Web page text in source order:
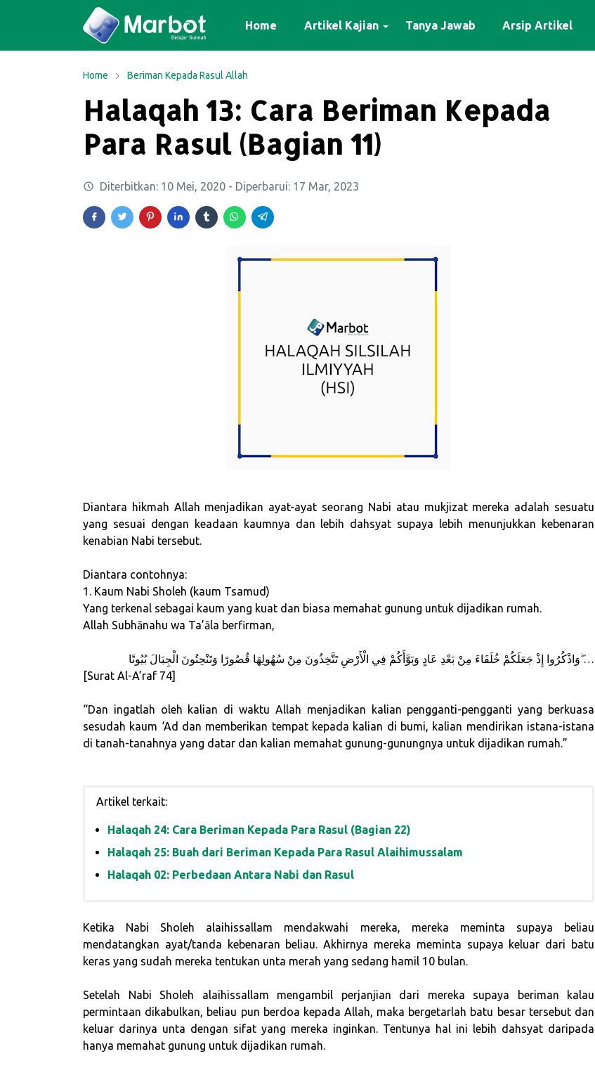
Home Artikel Kajian Tanya Jawab Arsip Artikel
Home Beriman Kepada Rasul Allah
Halaqah 13: Cara Beriman Kepada
Para Rasul (Bagian 11)
Diterbitkan: 10 Mei, 2020 - Diperbarui: 17 Mar, 2023
Diantara hikmah Allah menjadikan ayat-ayat seorang Nabi atau mukjizat mereka adalah sesuatu
yang sesuai dengan keadaan kaumnya dan lebih dahsyat supaya lebih menunjukkan kebenaran
kenabian Nabi tersebut.
Diantara contohnya:
1. Kaum Nabi Sholeh (kaum Tsamud)
Yang terkenal sebagai kaum yang kuat dan biasa memahat gunung untuk dijadikan rumah.
Allah Subhānahu wa Ta’āla berfirman,
وَاذْكُرُوا إِذْ جَعَلَكُمْ خُلَفَاءَ مِنْ بَعْدِ عَادٍ وَبَوَّأَكُمْ فِي الْأَرْضِ تَتَّخِذُونَ مِنْ سُهُولِهَا قُصُورًا وَتَنْحِتُونَ الْجِبَالَ بُيُوتًا ۖ…
[Surat Al-A’raf 74]
“Dan ingatlah oleh kalian di waktu Allah menjadikan kalian pengganti-pengganti yang berkuasa
sesudah kaum ‘Ad dan memberikan tempat kepada kalian di bumi, kalian mendirikan istana-istana
di tanah-tanahnya yang datar dan kalian memahat gunung-gunungnya untuk dijadikan rumah.”
Artikel terkait:
Halaqah 24: Cara Beriman Kepada Para Rasul (Bagian 22)
Halaqah 25: Buah dari Beriman Kepada Para Rasul Alaihimussalam
Halaqah 02: Perbedaan Antara Nabi dan Rasul
Ketika Nabi Sholeh alaihissallam mendakwahi mereka, mereka meminta supaya beliau
mendatangkan ayat/tanda kebenaran beliau. Akhirnya mereka meminta supaya keluar dari batu
keras yang sudah mereka tentukan unta merah yang sedang hamil 10 bulan.
Setelah Nabi Sholeh alaihissallam mengambil perjanjian dari mereka supaya beriman kalau
permintaan dikabulkan, beliau pun berdoa kepada Allah, maka bergetarlah batu besar tersebut dan
keluar darinya unta dengan sifat yang mereka inginkan. Tentunya hal ini lebih dahsyat daripada
hanya memahat gunung untuk dijadikan rumah.